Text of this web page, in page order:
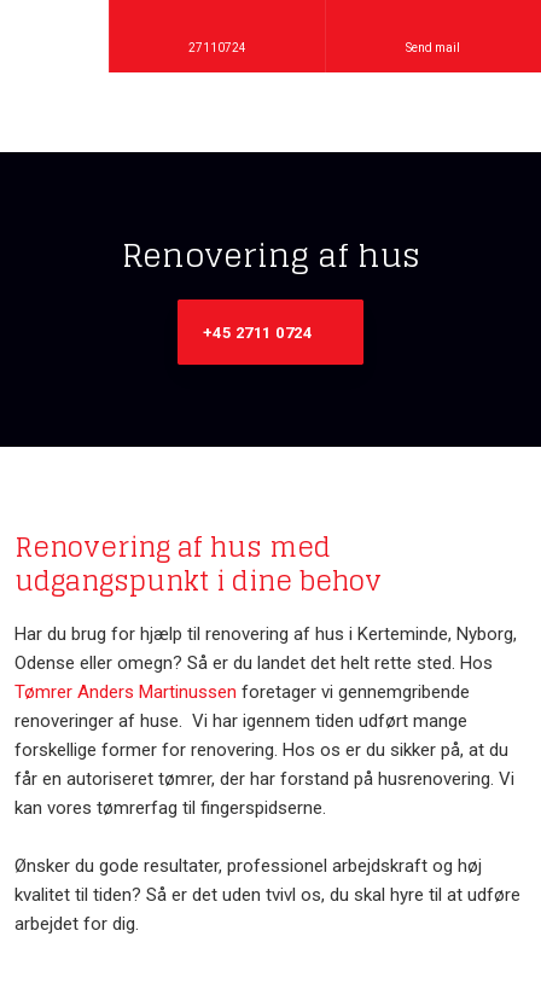
27110724 Send mail
Renovering af hus​
+45 2711 0724​
Renovering af hus med
udgangspunkt i dine behov
​Har du brug for hjælp til renovering af hus i Kerteminde, Nyborg,
Odense eller omegn? Så er du landet det helt rette sted. Hos
Tømrer Anders Martinussen foretager vi gennemgribende
renoveringer af huse. ​ Vi har igennem tiden udført mange
forskellige former for renovering. Hos os er du sikker på, at du
får en autoriseret tømrer, der har forstand på husrenovering. Vi
kan vores tømrerfag til fingerspidserne.
Ønsker du gode resultater, professionel arbejdskraft og høj
kvalitet til tiden? Så er det uden tvivl os, du skal hyre til at udføre
arbejdet for dig.